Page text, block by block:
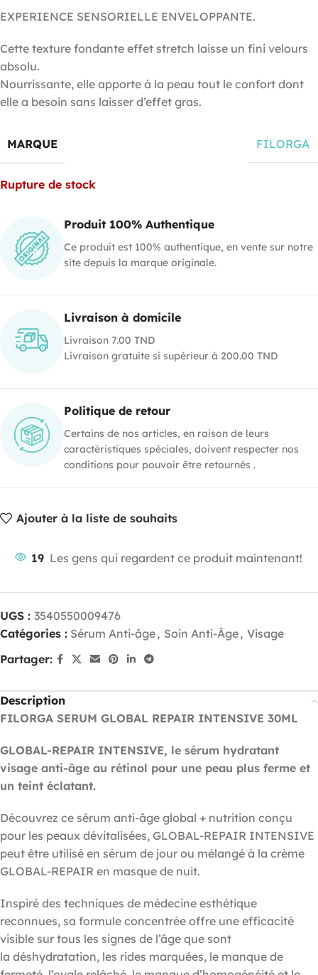
EXPERIENCE SENSORIELLE ENVELOPPANTE.
Cette texture fondante effet stretch laisse un fini velours
absolu.
Nourrissante, elle apporte à la peau tout le confort dont
elle a besoin sans laisser d’effet gras.
MARQUE FILORGA
Rupture de stock
Produit 100% Authentique
Ce produit est 100% authentique, en vente sur notre
site depuis la marque originale.
Livraison à domicile
Livraison 7.00 TND
Livraison gratuite si supérieur à 200.00 TND
Politique de retour
Certains de nos articles, en raison de leurs
caractéristiques spéciales, doivent respecter nos
conditions pour pouvoir être retournés .
Ajouter à la liste de souhaits
19 Les gens qui regardent ce produit maintenant!
UGS : 3540550009476
Catégories : Sérum Anti-âge, Soin Anti-Âge, Visage
Partager:
Description
FILORGA SERUM GLOBAL REPAIR INTENSIVE 30ML
GLOBAL-REPAIR INTENSIVE, le sérum hydratant
visage anti-âge au rétinol pour une peau plus ferme et
un teint éclatant.
Découvrez ce sérum anti-âge global + nutrition conçu
pour les peaux dévitalisées, GLOBAL-REPAIR INTENSIVE
peut être utilisé en sérum de jour ou mélangé à la crème
GLOBAL-REPAIR en masque de nuit.
Inspiré des techniques de médecine esthétique
reconnues, sa formule concentrée offre une efficacité
visible sur tous les signes de l’âge que sont
la déshydratation, les rides marquées, le manque de